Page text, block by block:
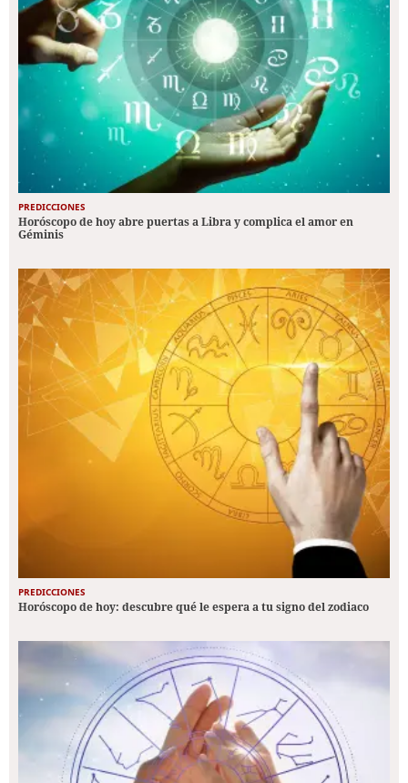
PREDICCIONES
Horóscopo de hoy abre puertas a Libra y complica el amor en
Géminis
PREDICCIONES
Horóscopo de hoy: descubre qué le espera a tu signo del zodiaco